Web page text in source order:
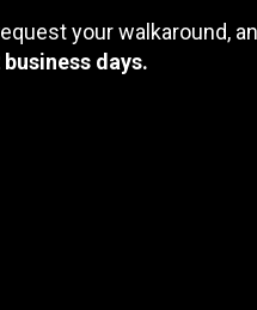
your walkaround,
business days.